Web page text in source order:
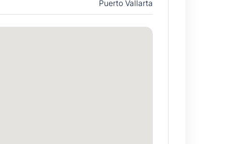
Puerto Vallarta